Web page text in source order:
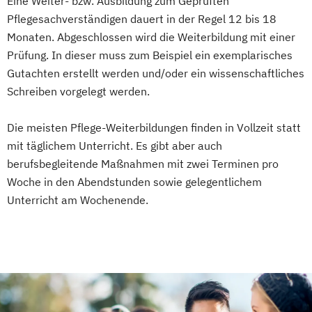
Pflegesachverständigen dauert in der Regel 12 bis 18
Monaten. Abgeschlossen wird die Weiterbildung mit einer
Prüfung. In dieser muss zum Beispiel ein exemplarisches
Gutachten erstellt werden und/oder ein wissenschaftliches
Schreiben vorgelegt werden.
Die meisten Pflege-Weiterbildungen finden in Vollzeit statt
mit täglichem Unterricht. Es gibt aber auch
berufsbegleitende Maßnahmen mit zwei Terminen pro
Woche in den Abendstunden sowie gelegentlichem
Unterricht am Wochenende.